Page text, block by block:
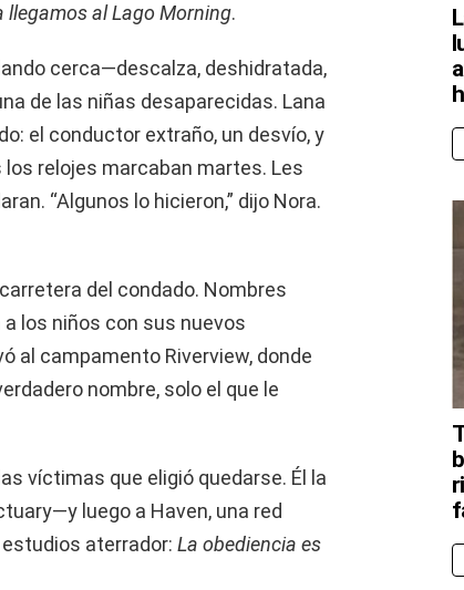
llegamos al Lago Morning.
cerca—descalza, deshidratada,
de las niñas desaparecidas. Lana
el conductor extraño, un desvío, y
relojes marcaban martes. Les
“Algunos lo hicieron,” dijo Nora.
del condado. Nombres
los niños con sus nuevos
al campamento Riverview, donde
nombre, solo el que le
víctimas que eligió quedarse. Él la
luego a Haven, una red
aterrador: La obediencia es